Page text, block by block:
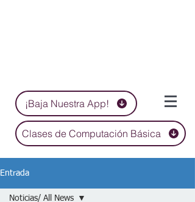
¡Baja Nuestra App!
Clases de Computación Básica
Entrada
Noticias/ All News